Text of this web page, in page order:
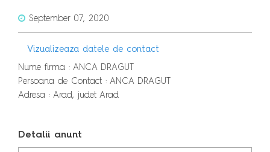
September 07, 2020
Vizualizeaza datele de contact
Nume firma : ANCA DRAGUT
Persoana de Contact : ANCA DRAGUT
Adresa : Arad, judet Arad
Detalii anunt